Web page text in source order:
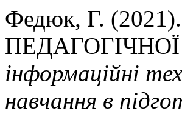
Федюк, Г.
інформаційні
навчання в